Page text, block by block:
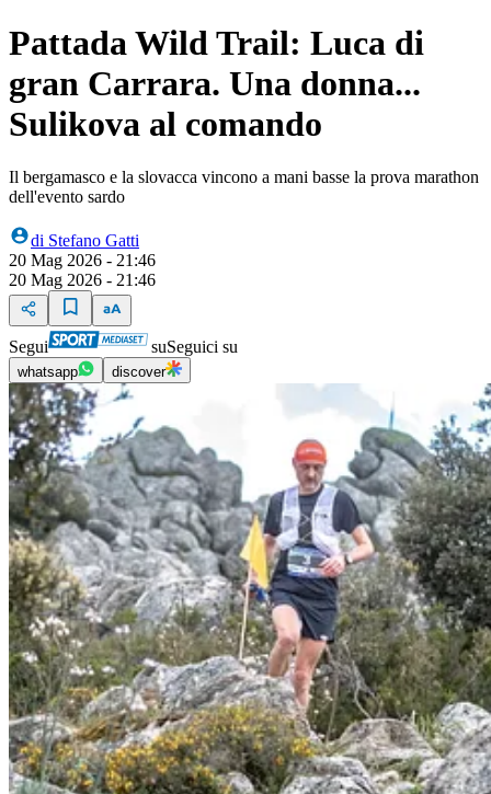
Pattada Wild Trail: Luca di
gran Carrara. Una donna...
Sulikova al comando
Il bergamasco e la slovacca vincono a mani basse la prova marathon
dell'evento sardo
di Stefano Gatti
20 Mag 2026 - 21:46
20 Mag 2026 - 21:46
Segui suSeguici su
whatsapp discover